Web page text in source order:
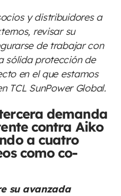
y distribuidores a
revisar su
de trabajar con
sólida protección de
en el que estamos
TCL SunPower Global.
demanda
contra Aiko
a cuatro
como co-
su avanzada